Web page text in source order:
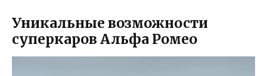
Уникальные возможности
суперкаров Альфа Ромео